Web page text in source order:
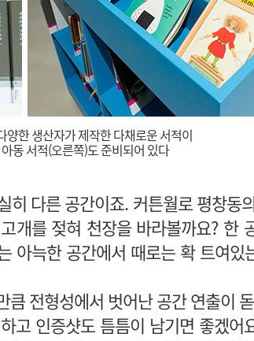
한 생산자가 제작한 다채로운 서적이
동 서적(오른쪽)도 준비되어 있다
히 다른 공간이죠. 커튼월로 평창동
개를 젖혀 천장을 바라볼까요? 한
아늑한 공간에서 때로는 확 트여있
전형성에서 벗어난 공간 연출이
고 인증샷도 틈틈이 남기면 좋겠어